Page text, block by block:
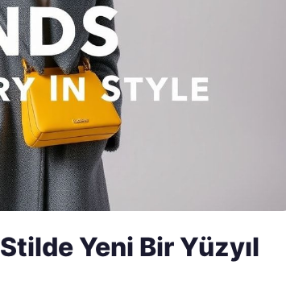
Yeni Bir Yüzyıl